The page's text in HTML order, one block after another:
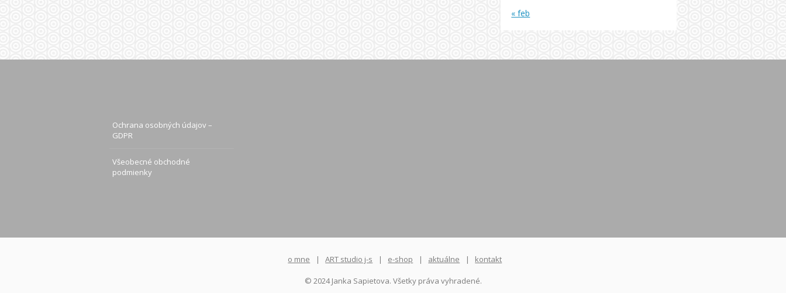
« feb
Ochrana osobných údajov –
GDPR
Všeobecné obchodné
podmienky
o mne ART studio j-s e-shop aktuálne kontakt
© 2024 Janka Sapietova. Všetky práva vyhradené.